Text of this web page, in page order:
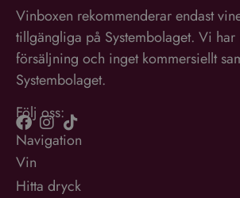
Vinboxen rekommenderar endast
tillgängliga på Systembolaget. Vi har
försäljning och inget kommersiellt
Systembolaget.
Följ oss:
Navigation
Vin
Hitta dryck